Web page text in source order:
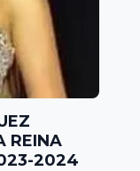
REINA
2024